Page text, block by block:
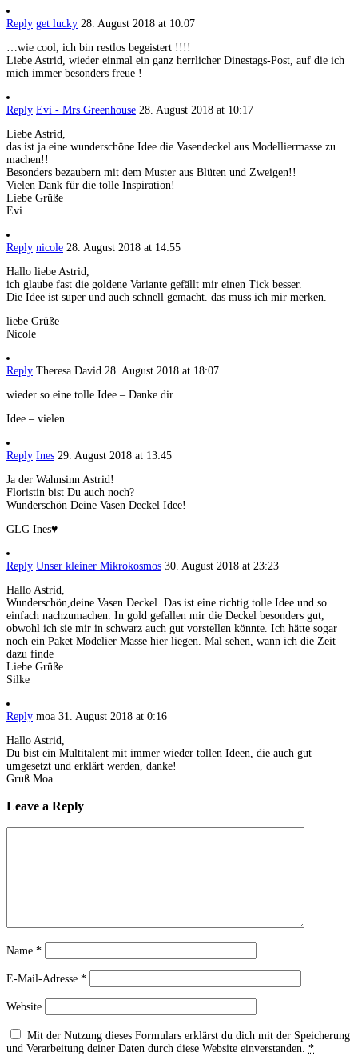
Reply get lucky 28. August 2018 at 10:07
…wie cool, ich bin restlos begeistert !!!!
Liebe Astrid, wieder einmal ein ganz herrlicher Dinestags-Post, auf die ich
mich immer besonders freue !
Reply Evi - Mrs Greenhouse 28. August 2018 at 10:17
Liebe Astrid,
das ist ja eine wunderschöne Idee die Vasendeckel aus Modelliermasse zu
machen!!
Besonders bezaubern mit dem Muster aus Blüten und Zweigen!!
Vielen Dank für die tolle Inspiration!
Liebe Grüße
Evi
Reply nicole 28. August 2018 at 14:55
Hallo liebe Astrid,
ich glaube fast die goldene Variante gefällt mir einen Tick besser.
Die Idee ist super und auch schnell gemacht. das muss ich mir merken.
liebe Grüße
Nicole
Reply Theresa David 28. August 2018 at 18:07
wieder so eine tolle Idee – Danke dir
Idee – vielen
Reply Ines 29. August 2018 at 13:45
Ja der Wahnsinn Astrid!
Floristin bist Du auch noch?
Wunderschön Deine Vasen Deckel Idee!
GLG Ines♥
Reply Unser kleiner Mikrokosmos 30. August 2018 at 23:23
Hallo Astrid,
Wunderschön,deine Vasen Deckel. Das ist eine richtig tolle Idee und so
einfach nachzumachen. In gold gefallen mir die Deckel besonders gut,
obwohl ich sie mir in schwarz auch gut vorstellen könnte. Ich hätte sogar
noch ein Paket Modelier Masse hier liegen. Mal sehen, wann ich die Zeit
dazu finde
Liebe Grüße
Silke
Reply moa 31. August 2018 at 0:16
Hallo Astrid,
Du bist ein Multitalent mit immer wieder tollen Ideen, die auch gut
umgesetzt und erklärt werden, danke!
Gruß Moa
Leave a Reply
Name *
E-Mail-Adresse *
Website
Mit der Nutzung dieses Formulars erklärst du dich mit der Speicherung
und Verarbeitung deiner Daten durch diese Website einverstanden. *